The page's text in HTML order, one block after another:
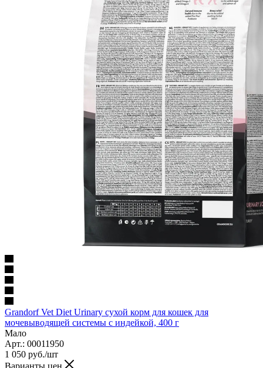
Grandorf Vet Diet Urinary сухой корм для кошек для
мочевыводящей системы с индейкой, 400 г
Мало
Арт.: 00011950
1 050 руб./шт
Варианты цен